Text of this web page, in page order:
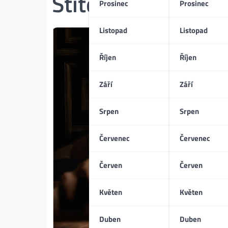
Prosinec
Listopad
Říjen
Září
Srpen
Červenec
Červen
Květen
Duben
Prosinec
Listopad
Říjen
Září
Srpen
Červenec
Červen
Květen
Duben